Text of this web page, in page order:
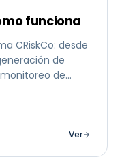
funciona
CRiskCo: desde
de
de
Ver